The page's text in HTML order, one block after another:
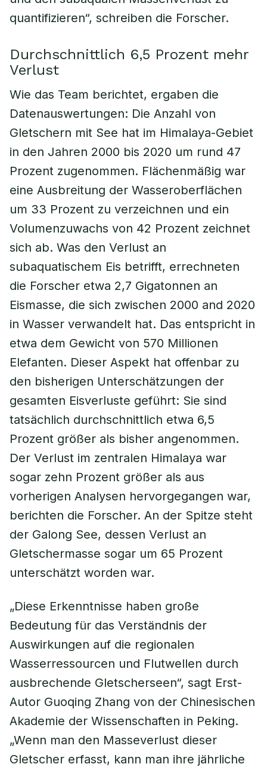
quantifizieren“, schreiben die Forscher.
Durchschnittlich 6,5 Prozent mehr
Verlust
Wie das Team berichtet, ergaben die
Datenauswertungen: Die Anzahl von
Gletschern mit See hat im Himalaya-Gebiet
in den Jahren 2000 bis 2020 um rund 47
Prozent zugenommen. Flächenmäßig war
eine Ausbreitung der Wasseroberflächen
um 33 Prozent zu verzeichnen und ein
Volumenzuwachs von 42 Prozent zeichnet
sich ab. Was den Verlust an
subaquatischem Eis betrifft, errechneten
die Forscher etwa 2,7 Gigatonnen an
Eismasse, die sich zwischen 2000 and 2020
in Wasser verwandelt hat. Das entspricht in
etwa dem Gewicht von 570 Millionen
Elefanten. Dieser Aspekt hat offenbar zu
den bisherigen Unterschätzungen der
gesamten Eisverluste geführt: Sie sind
tatsächlich durchschnittlich etwa 6,5
Prozent größer als bisher angenommen.
Der Verlust im zentralen Himalaya war
sogar zehn Prozent größer als aus
vorherigen Analysen hervorgegangen war,
berichten die Forscher. An der Spitze steht
der Galong See, dessen Verlust an
Gletschermasse sogar um 65 Prozent
unterschätzt worden war.
„Diese Erkenntnisse haben große
Bedeutung für das Verständnis der
Auswirkungen auf die regionalen
Wasserressourcen und Flutwellen durch
ausbrechende Gletscherseen“, sagt Erst-
Autor Guoqing Zhang von der Chinesischen
Akademie der Wissenschaften in Peking.
„Wenn man den Masseverlust dieser
Gletscher erfasst, kann man ihre jährliche